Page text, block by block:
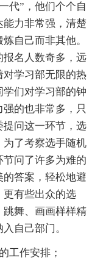
代”，他们个个自
力非常强，清楚
自己而非其他。
名人数奇多，远
学习部无限的热
们对学习部的钟
的也非常多，只
问这一环节，选
了考察选手随机
问了许多为难的
答案，轻松地避
更有些出众的选
舞、画画样样精
自己部门。
作安排；